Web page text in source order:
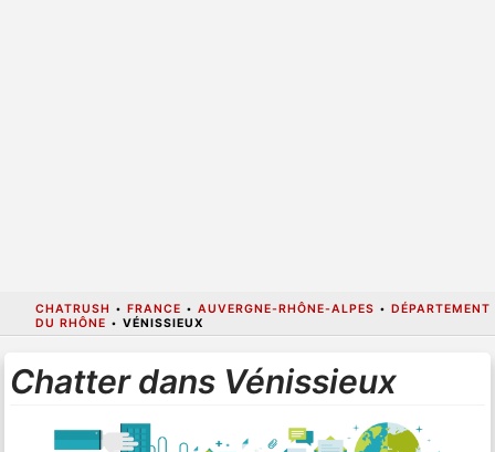
CHATRUSH • FRANCE • AUVERGNE-RHÔNE-ALPES • DÉPARTEMENT
DU RHÔNE • VÉNISSIEUX
Chatter dans Vénissieux